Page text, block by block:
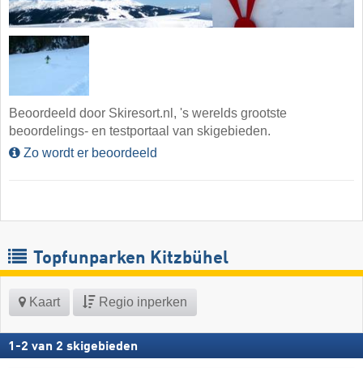
Beoordeeld door Skiresort.nl, 's werelds grootste
beoordelings- en testportaal van skigebieden.
Zo wordt er beoordeeld
Topfunparken Kitzbühel
Kaart Regio inperken
1 -2 van 2 skigebieden